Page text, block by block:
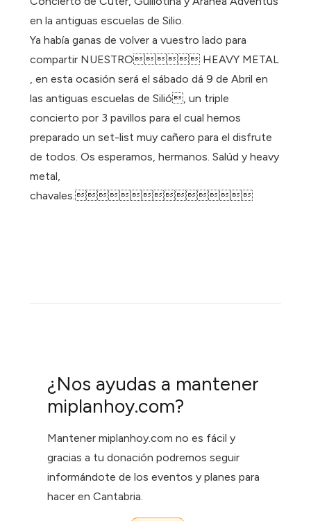
en la antiguas escuelas de Silio.
Ya había ganas de volver a vuestro lado para
compartir NUESTRO HEAVY METAL
, en esta ocasión será el sábado dá 9 de Abril en
las antiguas escuelas de Silió, un triple
concierto por 3 pavillos para el cual hemos
preparado un set-list muy cañero para el disfrute
de todos. Os esperamos, hermanos. Salúd y heavy
metal,
chavales.
¿Nos ayudas a mantener
miplanhoy.com?
Mantener miplanhoy.com no es fácil y
gracias a tu donación podremos seguir
informándote de los eventos y planes para
hacer en Cantabria.